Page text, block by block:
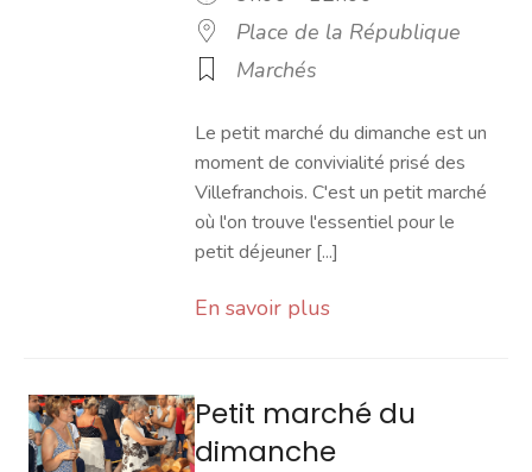
Place de la République
Marchés
Le petit marché du dimanche est un
moment de convivialité prisé des
Villefranchois. C'est un petit marché
où l'on trouve l'essentiel pour le
petit déjeuner [...]
En savoir plus
Petit marché du
dimanche